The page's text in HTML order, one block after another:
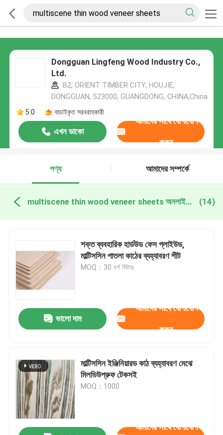
Dongguan Lingfeng Wood Industry Co.,
Ltd.
B2, ORIENT TIMBER CITY, HOUJIE,
DONGGUAN, 523000, GUANGDONG, CHINA,China
5.0
যাচাইকৃত সরবরাহকারী
এখন ডাকো
আমাদের সাথে যোগাযোগ
করুন
পণ্য আমাদের সম্পর্কে
multiscene thin wood veneer sheets অনলাইন উত্পাদন (14)
শক্ত ব্যবহারিক হার্ডউড ফেস প্লাইউড,
মাল্টিসসিন পাতলা কাঠের ব্যহ্যাবরণ শীট
MOQ：30 বর্গ মিটার
ভালো দাম
আমাদের সাথে যোগাযোগ
করুন
মাল্টিসসিন ইঞ্জিনিয়ারড কাঠ ব্যহ্যাবরণ মেঝে
মিলডিউপ্রুফ টেকসই
MOQ：1000
আমাদের সাথে যোগাযোগ